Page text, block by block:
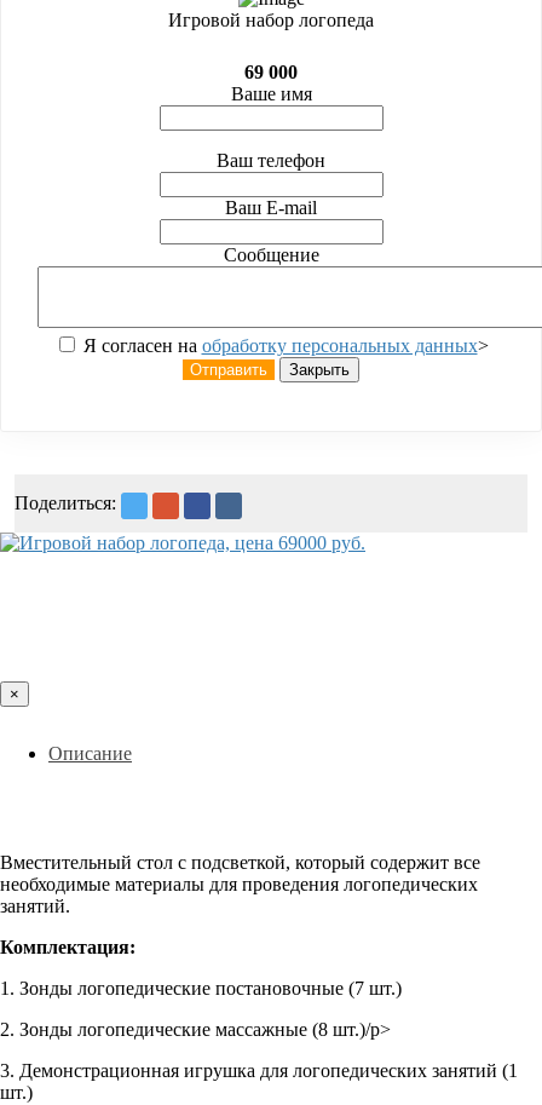
Игровой набор логопеда
69 000
Ваше имя
Ваш телефон
Ваш E-mail
Сообщение
Я согласен на обработку персональных данных>
Отправить Закрыть
Поделиться:
×
Описание
Вместительный стол с подсветкой, который содержит все
необходимые материалы для проведения логопедических
занятий.
Комплектация:
1. Зонды логопедические постановочные (7 шт.)
2. Зонды логопедические массажные (8 шт.)/p>
3. Демонстрационная игрушка для логопедических занятий (1
шт.)